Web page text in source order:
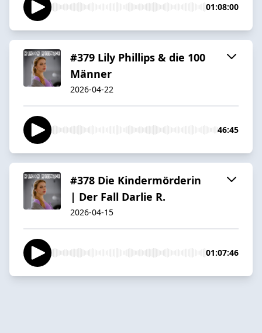
01:08:00
#379 Lily Phillips & die 100
Männer
2026-04-22
46:45
#378 Die Kindermörderin
| Der Fall Darlie R.
2026-04-15
01:07:46